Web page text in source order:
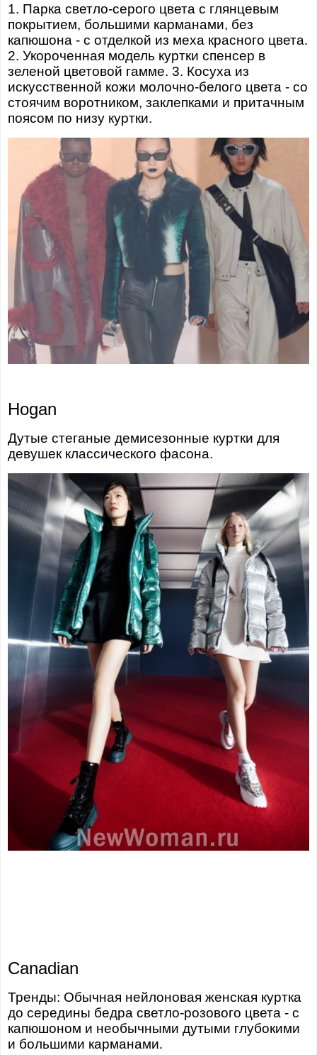
1. Парка светло-серого цвета с глянцевым
покрытием, большими карманами, без
капюшона - с отделкой из меха красного цвета.
2. Укороченная модель куртки спенсер в
зеленой цветовой гамме. 3. Косуха из
искусственной кожи молочно-белого цвета - со
стоячим воротником, заклепками и притачным
поясом по низу куртки.
Hogan
Дутые стеганые демисезонные куртки для
девушек классического фасона.
Canadian
Тренды: Обычная нейлоновая женская куртка
до середины бедра светло-розового цвета - с
капюшоном и необычными дутыми глубокими
и большими карманами.